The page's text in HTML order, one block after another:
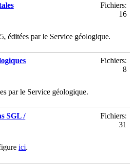
Fichiers:
16
éditées par le Service géologique.
Fichiers:
8
par le Service géologique.
SGL /
Fichiers:
31
ici.